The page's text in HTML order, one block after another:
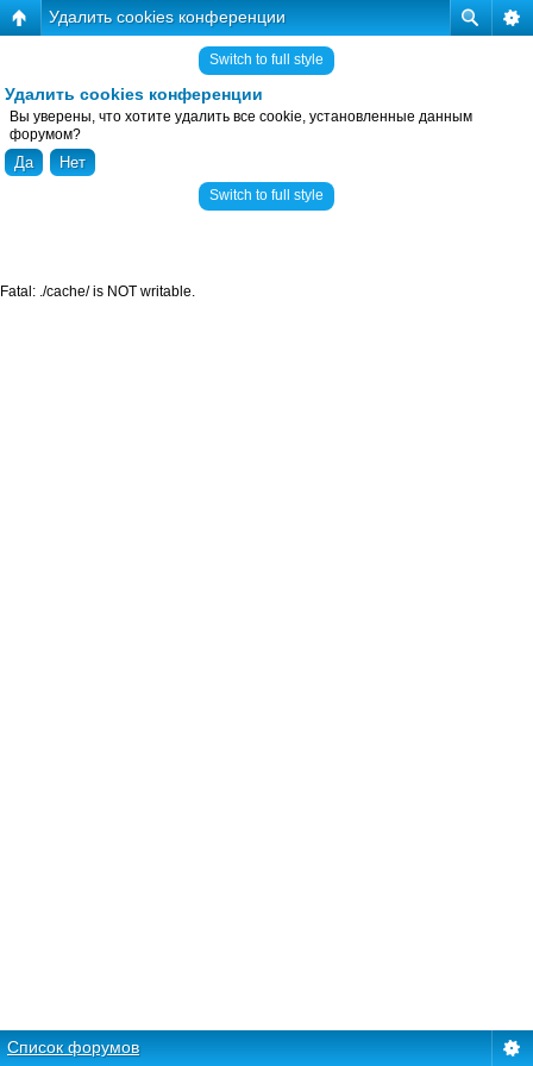
Удалить cookies конференции
Switch to full style
Удалить cookies конференции
Вы уверены, что хотите удалить все cookie, установленные данным
форумом?
Switch to full style
Список форумов
Fatal: ./cache/ is NOT writable.